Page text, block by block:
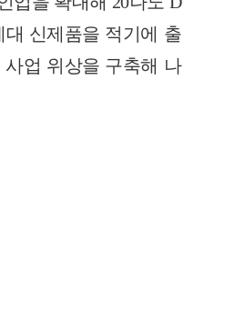
대 신제품을 적기에 출
업 위상을 구축해 나